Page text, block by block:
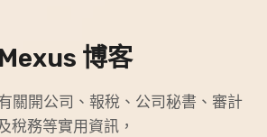
Mexus 博客
關開公司、報稅、公司秘書、審計
稅務等實用資訊，